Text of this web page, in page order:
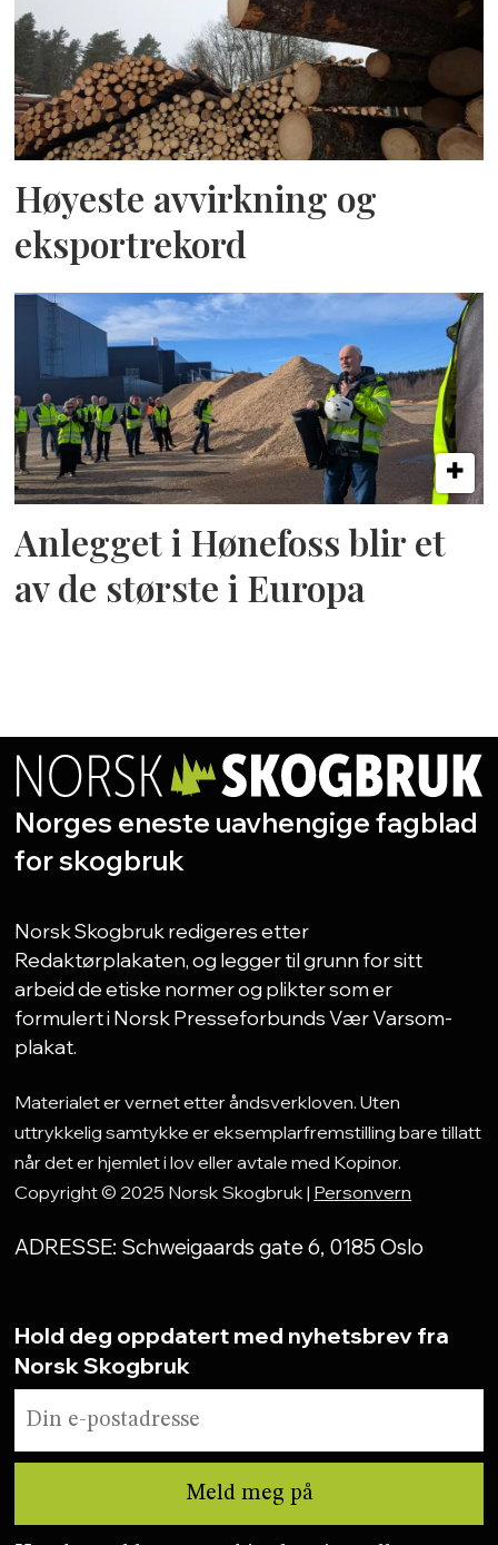
Høyeste avvirkning og
eksportrekord
Anlegget i Hønefoss blir et
av de største i Europa
Norges eneste uavhengige fagblad
for skogbruk
Norsk Skogbruk redigeres etter
Redaktørplakaten, og legger til grunn for sitt
arbeid de etiske normer og plikter som er
formulert i Norsk Presseforbunds Vær Varsom-
plakat.
Materialet er vernet etter åndsverkloven. Uten
uttrykkelig samtykke er eksemplarfremstilling bare tillatt
når det er hjemlet i lov eller avtale med Kopinor.
Copyright © 2025 Norsk Skogbruk | Personvern
ADRESSE: Schweigaards gate 6, 0185 Oslo
Hold deg oppdatert med nyhetsbrev fra
Norsk Skogbruk